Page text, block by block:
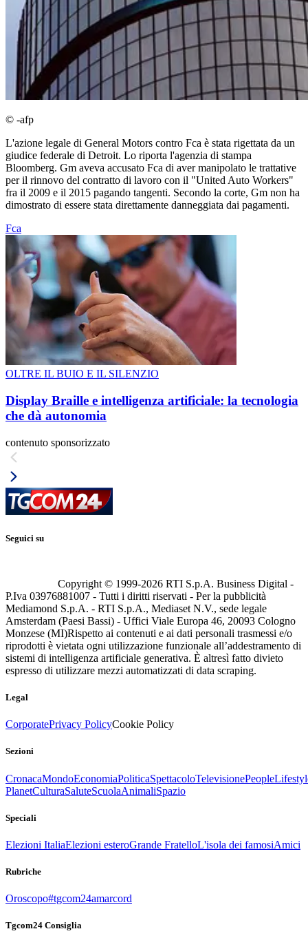
© -afp
L'azione legale di General Motors contro Fca è stata rigettata da un
giudice federale di Detroit. Lo riporta l'agenzia di stampa
Bloomberg. Gm aveva accusato Fca di aver manipolato le trattative
per il rinnovo del contratto di lavoro con il "United Auto Workers"
fra il 2009 e il 2015 pagando tangenti. Secondo la corte, Gm non ha
dimostrato di essere stata direttamente danneggiata dai pagamenti.
Fca
OLTRE IL BUIO E IL SILENZIO
Display Braille e intelligenza artificiale: la tecnologia
che dà autonomia
contenuto sponsorizzato
Seguici su
Copyright © 1999-2026 RTI S.p.A. Business Digital -
P.Iva 03976881007 - Tutti i diritti riservati - Per la pubblicità
Mediamond S.p.A. - RTI S.p.A., Mediaset N.V., sede legale
Amsterdam (Paesi Bassi) - Uffici Viale Europa 46, 20093 Cologno
Monzese (MI)Rispetto ai contenuti e ai dati personali trasmessi e/o
riprodotti è vietata ogni utilizzazione funzionale all’addestramento di
sistemi di intelligenza artificiale generativa. È altresì fatto divieto
espresso di utilizzare mezzi automatizzati di data scraping.
Legal
CorporatePrivacy PolicyCookie Policy
Sezioni
CronacaMondoEconomiaPoliticaSpettacoloTelevisionePeople
PlanetCulturaSaluteScuolaAnimaliSpazio
Speciali
Elezioni ItaliaElezioni esteroGrande FratelloL'isola dei famosiAmici
Rubriche
Oroscopo#tgcom24amarcord
Tgcom24 Consiglia